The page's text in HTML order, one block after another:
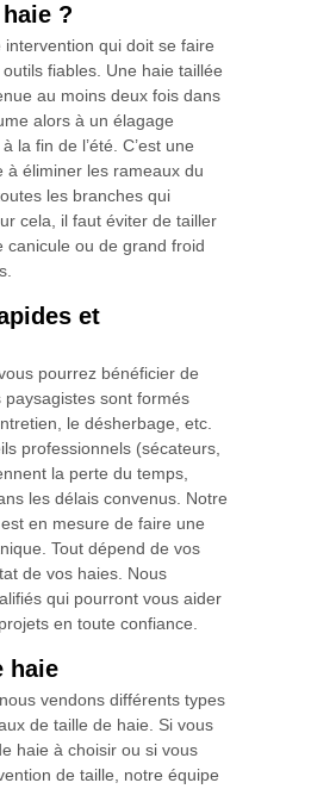
?
qui doit se faire
fiables. Une haie taillée
au moins deux fois dans
alors à un élagage
la fin de l’été. C’est une
à éliminer les rameaux du
les branches qui
cela, il faut éviter de tailler
canicule ou de grand froid
et
pourrez bénéficier de
sont formés
le désherbage, etc.
professionnels (sécateurs,
la perte du temps,
les délais convenus. Notre
en mesure de faire une
Tout dépend de vos
de vos haies. Nous
qui pourront vous aider
en toute confiance.
haie
vendons différents types
de taille de haie. Si vous
haie à choisir ou si vous
de taille, notre équipe